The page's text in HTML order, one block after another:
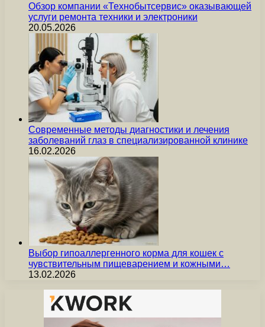
Обзор компании «Технобытсервис» оказывающей
услуги ремонта техники и электроники
20.05.2026
Современные методы диагностики и лечения
заболеваний глаз в специализированной клинике
16.02.2026
Выбор гипоаллергенного корма для кошек с
чувствительным пищеварением и кожными…
13.02.2026